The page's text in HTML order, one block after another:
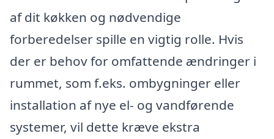
af dit køkken og nødvendige
forberedelser spille en vigtig rolle. Hvis
der er behov for omfattende ændringer i
rummet, som f.eks. ombygninger eller
installation af nye el- og vandførende
systemer, vil dette kræve ekstra